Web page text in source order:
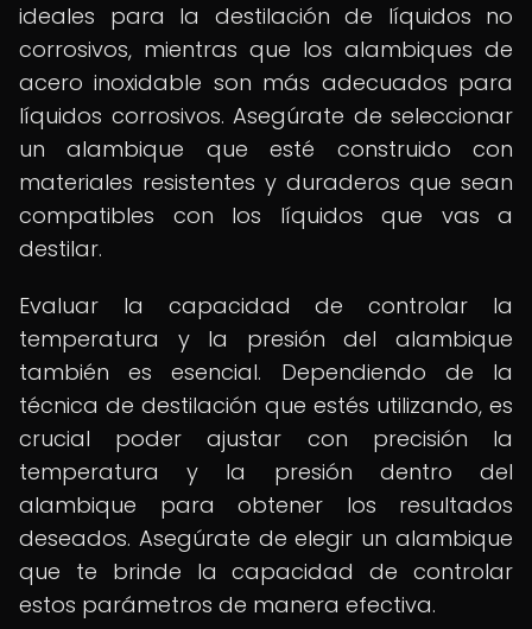
ideales para la destilación de líquidos no
corrosivos, mientras que los alambiques de
acero inoxidable son más adecuados para
líquidos corrosivos. Asegúrate de seleccionar
un alambique que esté construido con
materiales resistentes y duraderos que sean
compatibles con los líquidos que vas a
destilar.
Evaluar la capacidad de controlar la
temperatura y la presión del alambique
también es esencial. Dependiendo de la
técnica de destilación que estés utilizando, es
crucial poder ajustar con precisión la
temperatura y la presión dentro del
alambique para obtener los resultados
deseados. Asegúrate de elegir un alambique
que te brinde la capacidad de controlar
estos parámetros de manera efectiva.